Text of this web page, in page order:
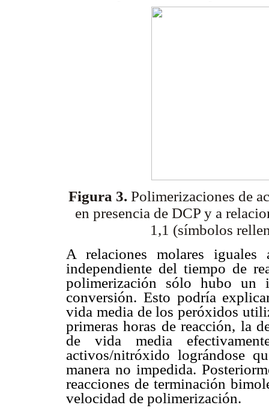
Figura 3. Polimerizaciones de
en presencia de DCP y a
1,1 (símbolos
A relaciones molares
independiente del tiempo de
polimerización sólo hubo un
conversión. Esto podría
vida media de los peróxidos
primeras horas de reacción, la
de vida media
activos/nitróxido lográndose
manera no impedida.
reacciones de terminación
velocidad de polimerización.